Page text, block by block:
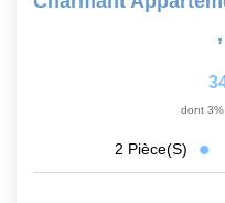
,
dont
2 Pièce(s)